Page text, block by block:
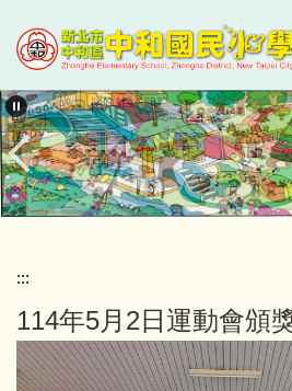
到
主
要
內
容
區
新
北
市
中
和
區
國
小
學
:::
114年5月2日運動會頒